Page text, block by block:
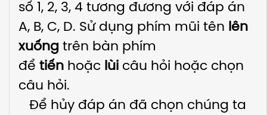
số 1, 2, 3, 4 tương đương với đáp án
A, B, C, D. Sử dụng phím mũi tên lên
xuống trên bàn phím
để tiến hoặc lùi câu hỏi hoặc chọn
câu hỏi.
Để hủy đáp án đã chọn chúng ta